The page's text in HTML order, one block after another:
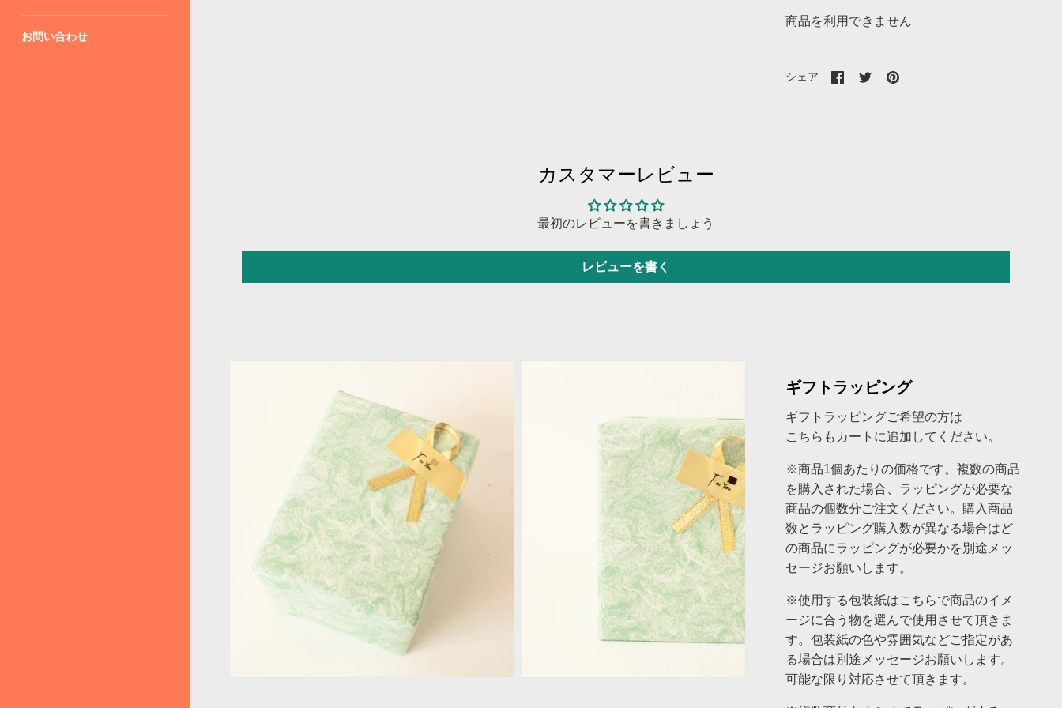
お問い合わせ
商品を利用できません
シェア
Facebook
で
TwitterPinterest
カスタマーレビュー
最初のレビューを書きましょう
レビューを書く
ギフトラッピング
ギフトラッピングご希望の方は
こちらもカートに追加してください。
※商品1個あたりの価格です。複数の商品
を購入された場合、ラッピングが必要な
商品の個数分ご注文ください。購入商品
数とラッピング購入数が異なる場合はど
の商品にラッピングが必要かを別途メッ
セージお願いします。
※使用する包装紙はこちらで商品のイメ
ージに合う物を選んで使用させて頂きま
す。包装紙の色や雰囲気などご指定があ
る場合は別途メッセージお願いします。
可能な限り対応させて頂きます。